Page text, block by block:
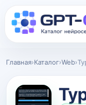
Главная›Каталог›Web›